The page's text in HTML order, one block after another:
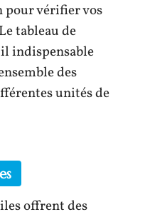
pour vérifier vos
tableau de
indispensable
des
unités de
offrent des